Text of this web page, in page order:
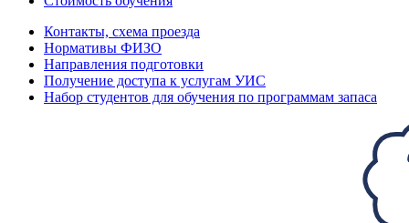
Контакты, схема проезда
Нормативы ФИЗО
Направления подготовки
Получение доступа к услугам УИС
Набор студентов для обучения по программам запаса